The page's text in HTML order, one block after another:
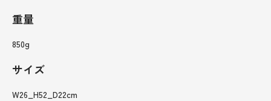
重量
850g
サイズ
W26_H52_D22cm